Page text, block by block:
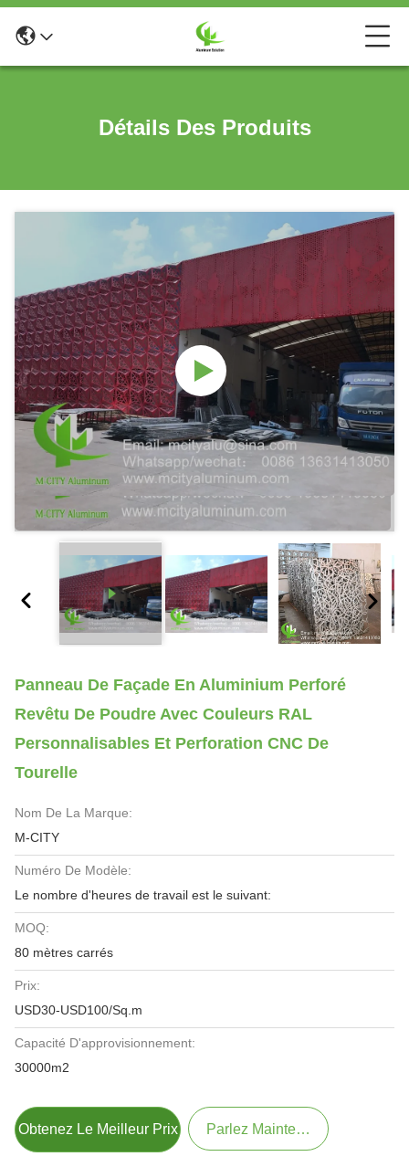
Détails Des Produits
Panneau De Façade En Aluminium Perforé
Revêtu De Poudre Avec Couleurs RAL
Personnalisables Et Perforation CNC De
Tourelle
Nom De La Marque:
M-CITY
Numéro De Modèle:
Le nombre d'heures de travail est le suivant:
MOQ:
80 mètres carrés
Prix:
USD30-USD100/Sq.m
Capacité D'approvisionnement:
30000m2
Obtenez Le Meilleur Prix Parlez Maintenant.